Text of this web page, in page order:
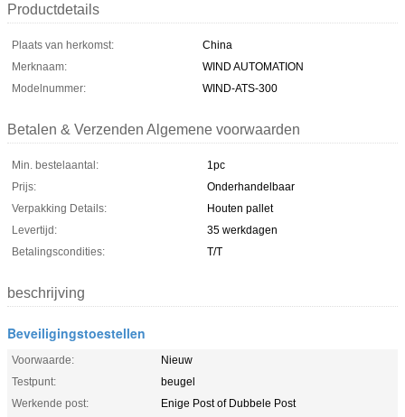
Productdetails
Plaats van herkomst:
China
Merknaam:
WIND AUTOMATION
Modelnummer:
WIND-ATS-300
Betalen & Verzenden Algemene voorwaarden
Min. bestelaantal:
1pc
Prijs:
Onderhandelbaar
Verpakking Details:
Houten pallet
Levertijd:
35 werkdagen
Betalingscondities:
T/T
beschrijving
Beveiligingstoestellen
Voorwaarde:
Nieuw
Testpunt:
beugel
Werkende post:
Enige Post of Dubbele Post